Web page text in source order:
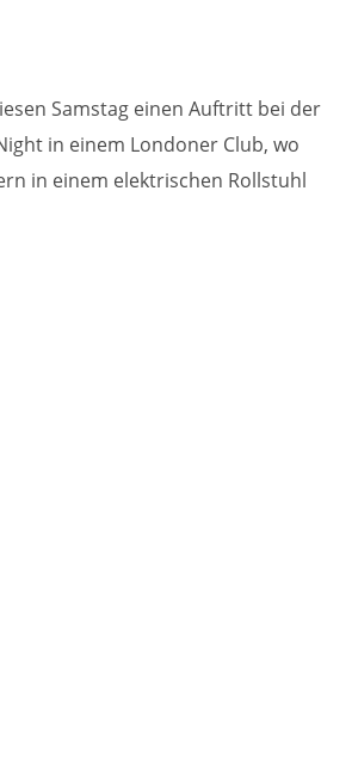
Samstag einen Auftritt bei der
in einem Londoner Club, wo
in einem elektrischen Rollstuhl